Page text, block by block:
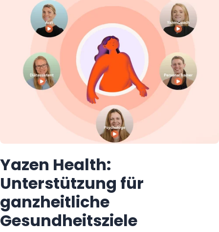
zertifizierten Fachlabor, Ihre Werte
werden im Portal eingeordnet. Weil viele
dieser Werte auf Ernährung und
Bewegung reagieren, ist ein
regelmäßiger Blick besonders hilfreich,
um Entwicklungen früh zu erkennen.
Yazen Health:
Unterstützung für
ganzheitliche
Gesundheitsziele